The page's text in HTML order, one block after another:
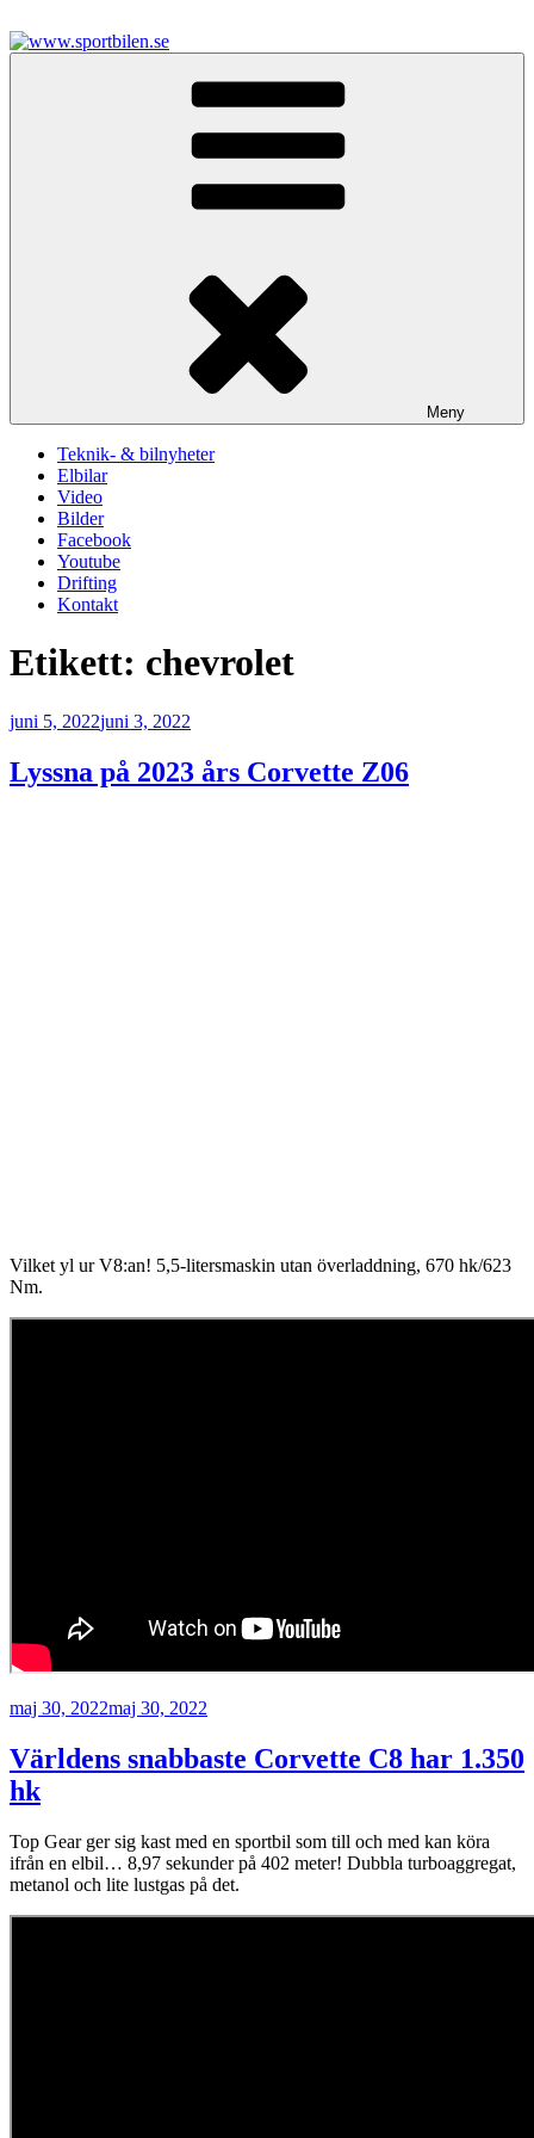
till
innehåll
Meny
Teknik- & bilnyheter
Elbilar
Video
Bilder
Facebook
Youtube
Drifting
Kontakt
Etikett: chevrolet
Publicerat
juni 5, 2022juni 3, 2022
Lyssna på 2023 års Corvette Z06
Vilket yl ur V8:an! 5,5-litersmaskin utan överladdning, 670 hk/623
Nm.
Publicerat
maj 30, 2022maj 30, 2022
Världens snabbaste Corvette C8 har 1.350
hk
Top Gear ger sig kast med en sportbil som till och med kan köra
ifrån en elbil… 8,97 sekunder på 402 meter! Dubbla turboaggregat,
metanol och lite lustgas på det.